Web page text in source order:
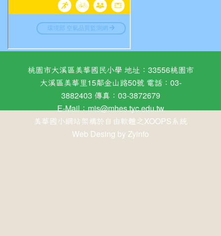
桃園市大溪區美華國民小學 地址：33556桃園市
大溪區美華里15鄰金山路50號 電話：03-
3882403 傳真：03-3872679
E-Mail：mis@mhes.tyc.edu.tw
美華國小網站架構於自由軟體之XOOPS系統
Web Desing by Zyinfo